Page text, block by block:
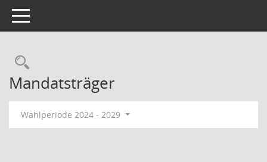
Toggle navigation
Rechercheauswahl
Mandatsträger
Wahlperiode 2024 - 2029